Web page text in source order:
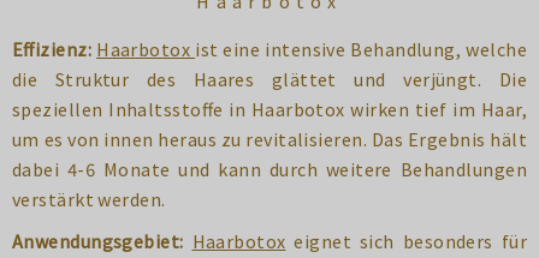
Effizienz: Haarbotox ist eine intensive Behandlung, welche
die Struktur des Haares glättet und verjüngt. Die
speziellen Inhaltsstoffe in Haarbotox wirken tief im Haar,
um es von innen heraus zu revitalisieren. Das Ergebnis hält
dabei 4-6 Monate und kann durch weitere Behandlungen
verstärkt werden.
Anwendungsgebiet: Haarbotox eignet sich besonders für